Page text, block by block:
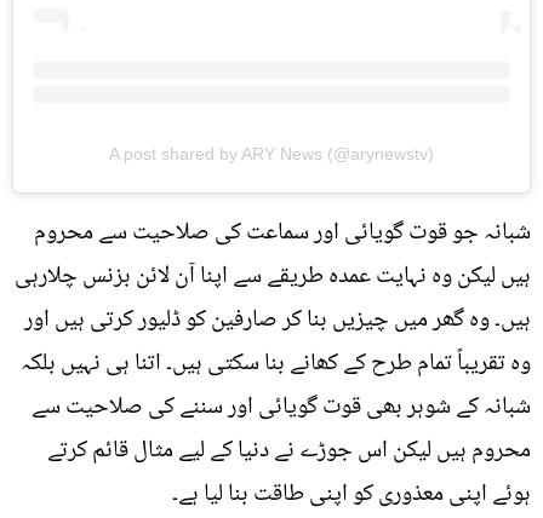
A post shared by ARY News (@arynewstv)
شبانہ جو قوت گویائی اور سماعت کی صلاحیت سے محروم
ہیں لیکن وہ نہایت عمدہ طریقے سے اپنا آن لائن بزنس چلارہی
ہیں۔ وہ گھر میں چیزیں بنا کر صارفین کو ڈلیور کرتی ہیں اور
وہ تقریباً تمام طرح کے کھانے بنا سکتی ہیں۔ اتنا ہی نہیں بلکہ
شبانہ کے شوہر بھی قوت گویائی اور سننے کی صلاحیت سے
محروم ہیں لیکن اس جوڑے نے دنیا کے لیے مثال قائم کرتے
ہوئے اپنی معذوری کو اپنی طاقت بنا لیا ہے۔